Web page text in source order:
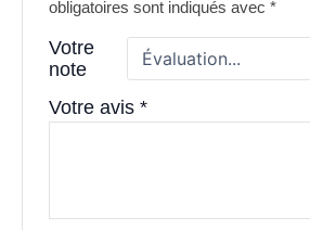
obligatoires sont indiqués avec*
Votre
note
Votre avis*